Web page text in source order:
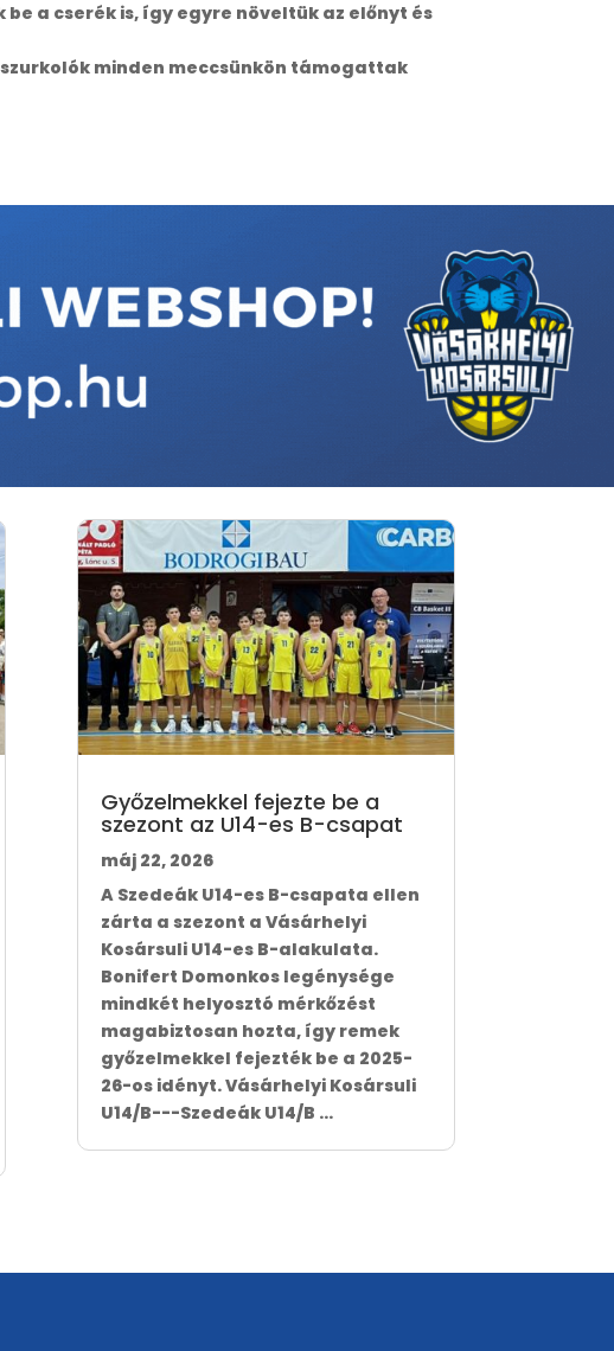
a cserék is, így egyre növeltük az előnyt és
minden meccsünkön támogattak
Győzelmekkel fejezte be a
szezont az U14-es B-csapat
máj 22, 2026
A Szedeák U14-es B-csapata ellen
zárta a szezont a Vásárhelyi
Kosársuli U14-es B-alakulata.
Bonifert Domonkos legénysége
mindkét helyosztó mérkőzést
magabiztosan hozta, így remek
győzelmekkel fejezték be a 2025-
26-os idényt. Vásárhelyi Kosársuli
U14/B---Szedeák U14/B ...